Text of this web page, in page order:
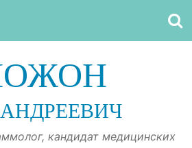
кандидат медицинских